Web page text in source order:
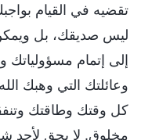
تقضيه في القيام
ليس صديقك، بل
إلى إتمام مسؤولياتك
وعائلتك التي وهبك
كل وقتك وطاقتك
مخلوق. لا يحق لأحد